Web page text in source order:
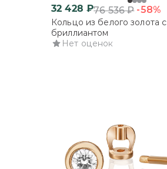
32 428 ₽76 536₽ -58%
Кольцо из белого золота с
бриллиантом
Нет оценок